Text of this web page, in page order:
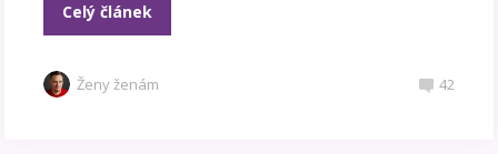
Celý článek
Ženy ženám 42